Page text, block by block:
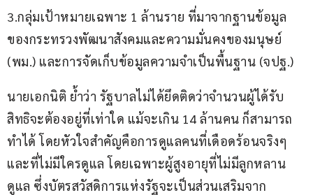
3.กลุ่มเป้าหมายเฉพาะ 1 ล้านราย ที่มาจากฐานข้อมูล
ของกระทรวงพัฒนาสังคมและความมั่นคงของมนุษย์
(พม.) และการจัดเก็บข้อมูลความจำเป็นพื้นฐาน (จปฐ.)
นายเอกนิติ ย้ำว่า รัฐบาลไม่ได้ยึดติดว่าจำนวนผู้ได้รับ
สิทธิจะต้องอยู่ที่เท่าใด แม้จะเกิน 14 ล้านคน ก็สามารถ
ทำได้ โดยหัวใจสำคัญคือการดูแลคนที่เดือดร้อนจริงๆ
และที่ไม่มีใครดูแล โดยเฉพาะผู้สูงอายุที่ไม่มีลูกหลาน
ดูแล ซึ่งบัตรสวัสดิการแห่งรัฐจะเป็นส่วนเสริมจาก